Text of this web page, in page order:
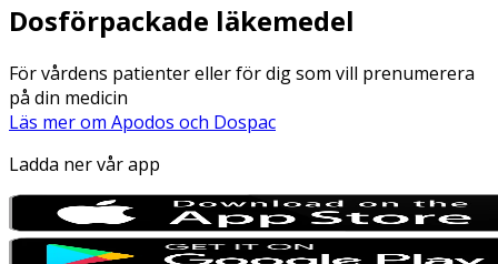
Dosförpackade läkemedel
För vårdens patienter eller för dig som vill prenumerera
på din medicin
Läs mer om Apodos och Dospac
Ladda ner vår app